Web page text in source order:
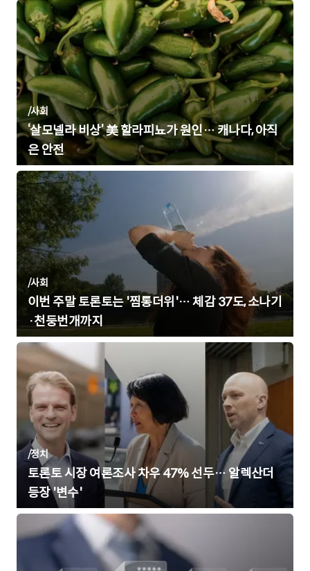
/사회
‘살모넬라 비상’ 美 할라피뇨가 원인… 캐나다, 아직
은 안전
/사회
이번 주말 토론토는 '찜통더위'… 체감 37도, 소나기
·천둥번개까지
/정치
토론토 시장 여론조사 차우 47% 선두… 알렉산더
등장 '변수'